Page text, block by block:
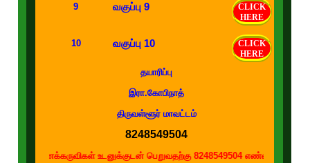
9 வகுப்பு 9
CLICK
HERE
10 வகுப்பு 10
CLICK
HERE
தயாரிப்பு
இரா.கோபிநாத்
திருவள்ளூர் மாவட்டம்
8248549504
உடனுக்குடன் பெறுவதற்கு 8248549504 எண்ணை உங்கள் வாட்ஸப்